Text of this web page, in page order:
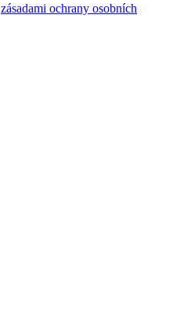
zásadami ochrany osobních